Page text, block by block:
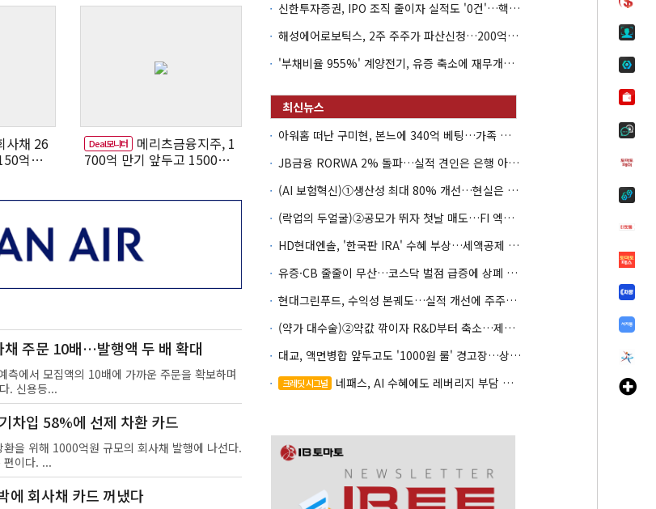
사채 26
억은
Deal모니터
메리츠금융지주, 1
700억 만기 앞두고 1500억
주문 10배…발행액 두 배 확대
측에서 모집액의 10배에 가까운 주문을 확보하며
. 신용등...
차입 58%에 선제 차환 카드
을 위해 1000억원 규모의 회사채 발행에 나선다.
편이다. ...
에 회사채 카드 꺼냈다
신한투자증권, IPO 조직 줄이자 실적도 '0건'…핵심 인력까지 이탈
해성에어로보틱스, 2주 주주가 파산신청…200억 CB 분쟁 확산
'부채비율 955%' 계양전기, 유증 축소에 재무개선 효과 '뚝'
아워홈 떠난 구미현, 본느에 340억 베팅…가족 지배체제 구축
JB금융 RORWA 2% 돌파…실적 견인은 은행 아닌 캐피탈
(AI 보험혁신)①생산성 최대 80% 개선…현실은 '실행 격차'
(락업의 두얼굴)②공모가 뛰자 첫날 매도…FI 엑시트 전략 갈렸다
HD현대엔솔, '한국판 IRA' 수혜 부상…세액공제 선택이 변수
유증·CB 줄줄이 무산…코스닥 벌점 급증에 상폐 압박
현대그린푸드, 수익성 본궤도…실적 개선에 주주환원까지
(약가 대수술)②약값 깎이자 R&D부터 축소…제약업계 비상경영 돌입
대교, 액면병합 앞두고도 '1000원 룰' 경고장…상장유지 시험대
크레딧 시그널 네패스, AI 수혜에도 레버리지 부담 여전